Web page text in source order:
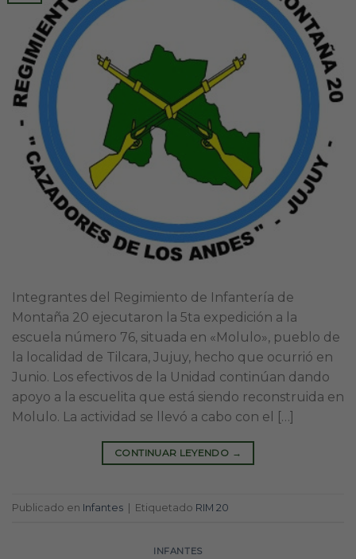
Integrantes del Regimiento de Infantería de
Montaña 20 ejecutaron la 5ta expedición a la
escuela número 76, situada en «Molulo», pueblo de
la localidad de Tilcara, Jujuy, hecho que ocurrió en
Junio. Los efectivos de la Unidad continúan dando
apoyo a la escuelita que está siendo reconstruida en
Molulo. La actividad se llevó a cabo con el […]
CONTINUAR LEYENDO →
Publicado en Infantes | Etiquetado RIM 20
INFANTES